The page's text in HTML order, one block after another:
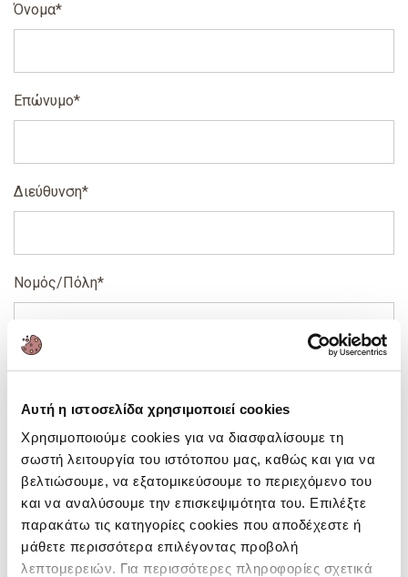
Αυτή η ιστοσελίδα χρησιμοποιεί cookies
Χρησιμοποιούμε cookies για να διασφαλίσουμε τη
σωστή λειτουργία του ιστότοπου μας, καθώς και για να
βελτιώσουμε, να εξατομικεύσουμε το περιεχόμενο του
και να αναλύσουμε την επισκεψιμότητα του. Επιλέξτε
παρακάτω τις κατηγορίες cookies που αποδέχεστε ή
μάθετε περισσότερα επιλέγοντας προβολή
λεπτομερειών. Για περισσότερες πληροφορίες σχετικά
Όνομα*
Επώνυμο*
Διεύθυνση*
Νομός/Πόλη*
Τ.Κ.*
Τηλέφωνο*
Κινητό